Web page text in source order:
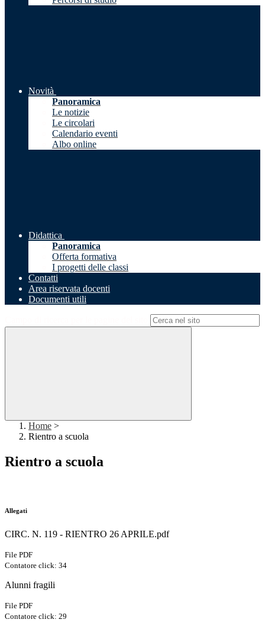
Novità
Panoramica
Le notizie
Le circolari
Calendario eventi
Albo online
Didattica
Panoramica
Offerta formativa
I progetti delle classi
Contatti
Area riservata docenti
Documenti utili
Home >
Rientro a scuola
Rientro a scuola
Allegati
CIRC. N. 119 - RIENTRO 26 APRILE.pdf
File PDF
Contatore click: 34
Alunni fragili
File PDF
Contatore click: 29